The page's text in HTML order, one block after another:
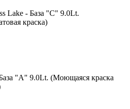
Lake - База "C" 9.0Lt.
краска)
"A" 9.0Lt. (Моющаяся краска